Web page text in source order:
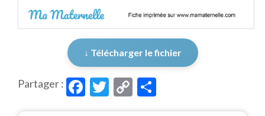
↓ Télécharger le fichier
Partager : Facebook
Twitter
Copy
Link